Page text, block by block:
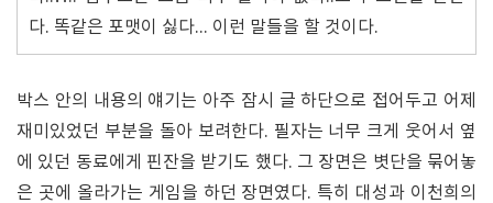
다. 똑같은 포맷이 싫다... 이런 말들을 할 것이다.
박스 안의 내용의 얘기는 아주 잠시 글 하단으로 접어두고 어제
재미있었던 부분을 돌아 보려한다. 필자는 너무 크게 웃어서 옆
에 있던 동료에게 핀잔을 받기도 했다. 그 장면은 볏단을 묶어놓
은 곳에 올라가는 게임을 하던 장면였다. 특히 대성과 이천희의